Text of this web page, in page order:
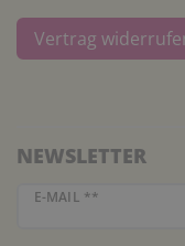
Vertrag
NEWSLETTER
E-MAIL **
Newsletter Honig